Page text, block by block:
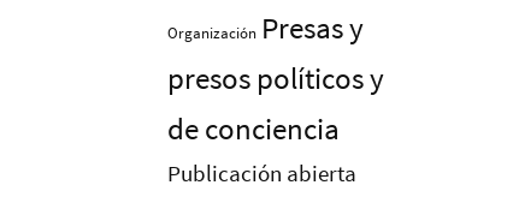
Organización Presas y
presos polí­ticos y
de conciencia
Publicación abierta